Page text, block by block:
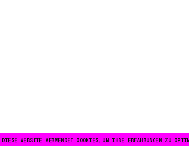
DIESE WEBSITE VERWENDET COOKIES, UM IHRE ERFAHRUNGEN ZU